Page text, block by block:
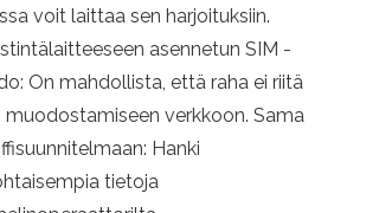
voit laittaa sen harjoituksiin.
asennetun SIM -
On mahdollista, että raha ei riitä
verkkoon. Sama
Hanki
tietoja